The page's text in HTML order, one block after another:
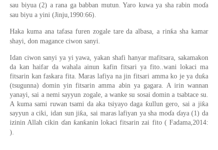
sau biyua (2) a rana ga babban mutun. Yaro kuwa ya sha rabin moɗa
sau biyu a yini (Jinju,1990:66).
Haka kuma ana tafasa furen zogale tare da albasa, a rinƙa sha kamar
shayi, don magance ciwon sanyi.
Idan ciwon sanyi ya yi yawa, yakan shafi hanyar mafitsara, sakamakon
da kan haifar da wahala ainun kafin fitsari ya fito..wani lokaci ma
fitsarin kan faskara fita. Maras lafiya na jin fitsari amma ko je ya duƙa
(tsugunna) domin yin fitsarin amma abin ya gagara. A irin wannan
yanayi, sai a nemi sayyun zogale, a wanke su sosai domin a tsabtace su.
A kuma sami ruwan tsami da aka tsiyayo daga ƙullun gero, sai a jiƙa
sayyun a ciki, idan sun jiƙa, sai maras lafiyan ya sha moɗa ɗaya (1) da
izinin Allah cikin ɗan ƙanƙanin lokaci fitsarin zai fito ( Fadama,2014:
).